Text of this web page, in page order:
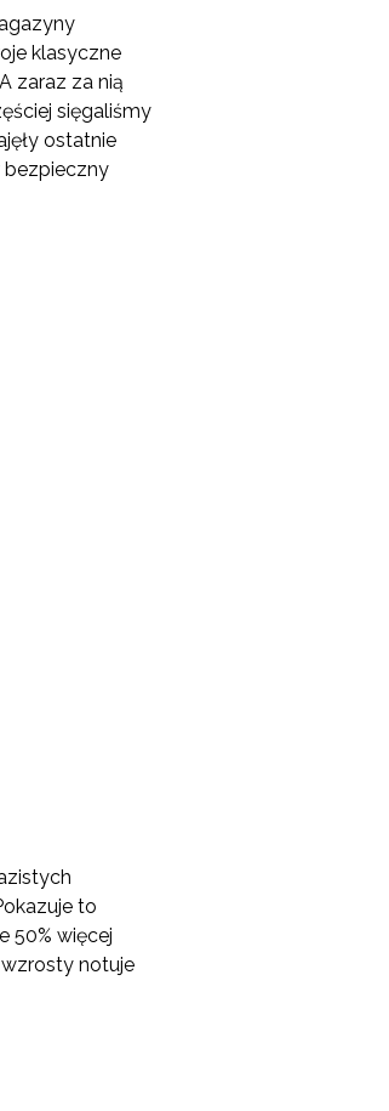
klasyczne
zaraz za nią
sięgaliśmy
ostatnie
bezpieczny
to
50% więcej
notuje